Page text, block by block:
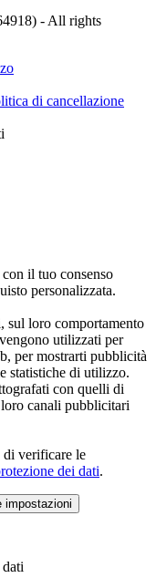
- All rights
di cancellazione
il tuo consenso
personalizzata.
sul loro comportamento
utilizzati per
per mostrarti pubblicità
statistiche di utilizzo.
con quelli di
canali pubblicitari
di verificare le
dei dati.
impostazioni